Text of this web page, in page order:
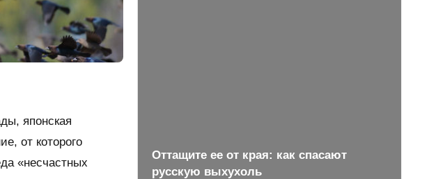
японская
от которого
«несчастных
Оттащите ее от края: как спасают
русскую выхухоль